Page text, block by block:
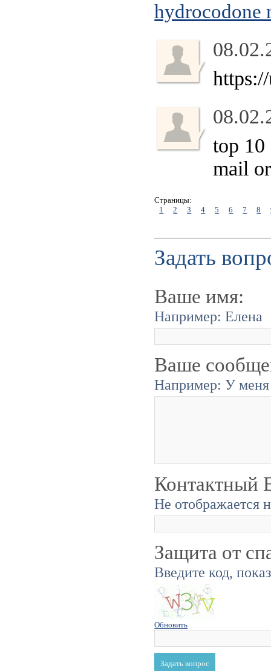
hydrocodone
top
mail
Страницы:
1
2 3 4 5 6 7 8
Задать
Ваше имя:
Например: Елена
Ваше
Например: У меня
Контактный
Не отображается
Защита от
Введите код,
Обновить